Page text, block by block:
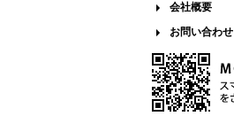
会社概要
お問い合わせ